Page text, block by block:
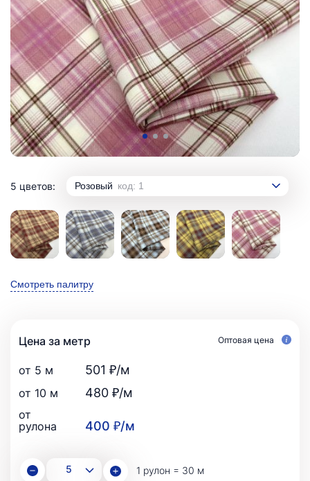
5 цветов: Розовый код: 1
Смотреть палитру
Цена за метр Оптовая цена
от 5 м 501 ₽/м
от 10 м 480 ₽/м
от
рулона
400 ₽/м
1 рулон = 30 м